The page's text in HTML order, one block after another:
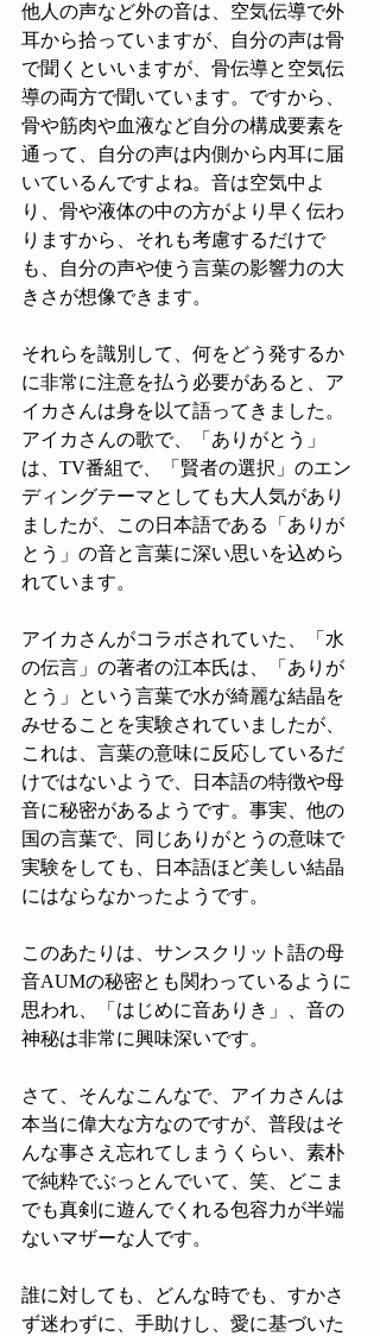
他人の声など外の音は、空気伝導で外
耳から拾っていますが、自分の声は骨
で聞くといいますが、骨伝導と空気伝
導の両方で聞いています。ですから、
骨や筋肉や血液など自分の構成要素を
通って、自分の声は内側から内耳に届
いているんですよね。音は空気中よ
り、骨や液体の中の方がより早く伝わ
りますから、それも考慮するだけで
も、自分の声や使う言葉の影響力の大
きさが想像できます。
それらを識別して、何をどう発するか
に非常に注意を払う必要があると、ア
イカさんは身を以て語ってきました。
アイカさんの歌で、「ありがとう」
は、TV番組で、「賢者の選択」のエン
ディングテーマとしても大人気があり
ましたが、この日本語である「ありが
とう」の音と言葉に深い思いを込めら
れています。
アイカさんがコラボされていた、「水
の伝言」の著者の江本氏は、「ありが
とう」という言葉で水が綺麗な結晶を
みせることを実験されていましたが、
これは、言葉の意味に反応しているだ
けではないようで、日本語の特徴や母
音に秘密があるようです。事実、他の
国の言葉で、同じありがとうの意味で
実験をしても、日本語ほど美しい結晶
にはならなかったようです。
このあたりは、サンスクリット語の母
音AUMの秘密とも関わっているように
思われ、「はじめに音ありき」、音の
神秘は非常に興味深いです。
さて、そんなこんなで、アイカさんは
本当に偉大な方なのですが、普段はそ
んな事さえ忘れてしまうくらい、素朴
で純粋でぶっとんでいて、笑、どこま
でも真剣に遊んでくれる包容力が半端
ないマザーな人です。
誰に対しても、どんな時でも、すかさ
ず迷わずに、手助けし、愛に基づいた